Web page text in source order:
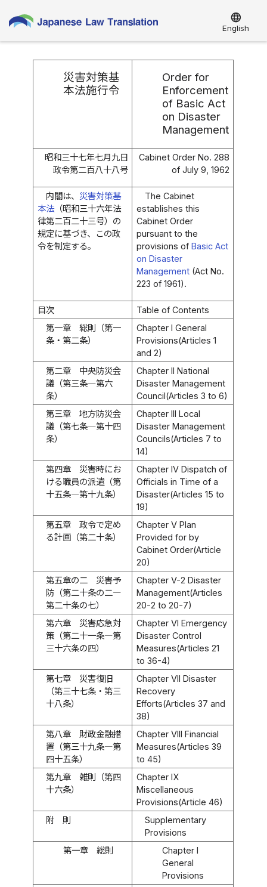
language
English
災害対策基
本法施行令
Order for
Enforcement
of Basic Act
on Disaster
Management
昭和三十七年七月九日
政令第二百八十八号
Cabinet Order No. 288
of July 9, 1962
内閣は、 災害対策基
本法（昭和三十六年法
律第二百二十三号）の
規定に基づき、この政
令を制定する。
The Cabinet
establishes this
Cabinet Order
pursuant to the
provisions of Basic Act
on Disaster
Management(Act No.
223 of 1961).
目次
Table of Contents
第一章 総則（第一
条・第二条）
Chapter I General
Provisions(Articles 1
and 2)
第二章 中央防災会
議（第三条―第六
条）
Chapter II National
Disaster Management
Council(Articles 3 to 6)
第三章 地方防災会
議（第七条―第十四
条）
Chapter III Local
Disaster Management
Councils(Articles 7 to
14)
第四章 災害時にお
ける職員の派遣（第
十五条―第十九条）
Chapter IV Dispatch of
Officials in Time of a
Disaster(Articles 15 to
19)
第五章 政令で定め
る計画（第二十条）
Chapter V Plan
Provided for by
Cabinet Order(Article
20)
第五章の二 災害予
防（第二十条の二―
第二十条の七）
Chapter V-2 Disaster
Management(Articles
20-2 to 20-7)
第六章 災害応急対
策（第二十一条―第
三十六条の四）
Chapter VI Emergency
Disaster Control
Measures(Articles 21
to 36-4)
第七章 災害復旧
（第三十七条・第三
十八条）
Chapter VII Disaster
Recovery
Efforts(Articles 37 and
38)
第八章 財政金融措
置（第三十九条―第
四十五条）
Chapter VIII Financial
Measures(Articles 39
to 45)
第九章 雑則（第四
十六条）
Chapter IX
Miscellaneous
Provisions(Article 46)
附 則
Supplementary
Provisions
第一章 総則
Chapter I
General
Provisions